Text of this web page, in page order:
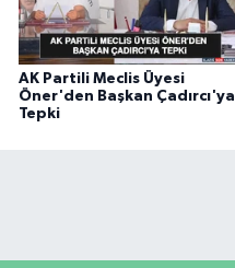
AK Partili Meclis Üyesi
Öner'den Başkan Çadırcı'ya
Tepki